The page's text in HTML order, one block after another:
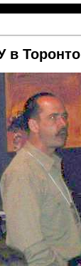
в Торонто